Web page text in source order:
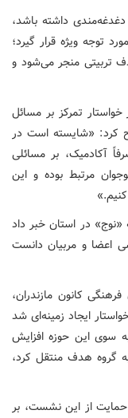
داشته باشد،
توجه ویژه قرار گیرد؛
تربیتی منجر می‌شود و
تمرکز بر مسائل
کرد: «شایسته است در
آکادمیک، بر مسائلی
مرتبط بوده و این
«نوج» در استان خبر داد
اعضا و مربیان دانست
کانون مازندران،
ایجاد زمینه‌ای شد
سوی این حوزه افزایش
گروه هدف منتقل کرد،
حمایت از این نشست، بر